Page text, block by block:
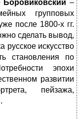
Боровиковский –
групповых
после 1800-х гг.
сделать вывод,
русское искусство
становления по
эпохи
развитии
пейзажа,